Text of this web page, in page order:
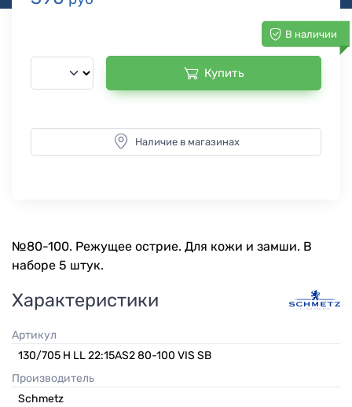
В наличии
Купить
Наличие в магазинах
№80-100. Режущее острие. Для кожи и замши. В
наборе 5 штук.
Характеристики
Артикул
130/705 H LL 22:15AS2 80-100 VIS SB
Производитель
Schmetz